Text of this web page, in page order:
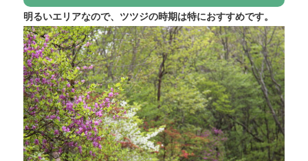
明るいエリアなので、ツツジの時期は特におすすめです。